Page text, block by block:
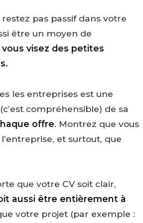
pas passif dans votre
être un moyen de
visez des petites
les entreprises est une
compréhensible) de sa
offre. Montrez que vous
et surtout, que
que votre CV soit clair,
aussi être entièrement à
votre projet (par exemple :